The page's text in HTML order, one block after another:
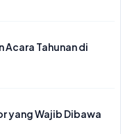
Acara Tahunan di
yang Wajib Dibawa